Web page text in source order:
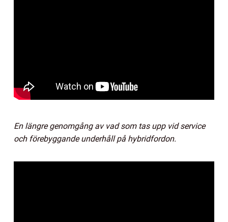
En längre genomgång av vad som tas upp vid service
och förebyggande underhåll på hybridfordon.